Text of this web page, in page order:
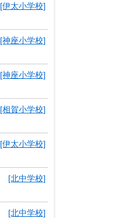
[伊太小学校]
[神座小学校]
[神座小学校]
[相賀小学校]
[伊太小学校]
[北中学校]
[北中学校]